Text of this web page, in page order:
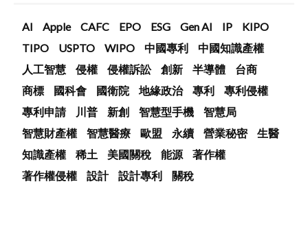
AI Apple CAFC EPO ESG Gen AI IP
KIPO
TIPO
USPTO WIPO 中國專利
中國知識產權
人工智慧
侵權 侵權訴訟 創新 半導體
台商
商標
國科會 國衛院 地緣政治 專利
專利侵權
專利申請
川普 新創 智慧型手機
智慧局
智慧財產權
智慧醫療 歐盟 永續 營業秘密
生醫
知識產權
稀土 美國關稅 能源
著作權
著作權侵權
設計 設計專利 關稅